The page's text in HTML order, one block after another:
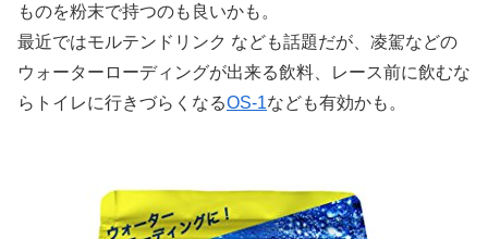
ものを粉末で持つのも良いかも。
最近ではモルテンドリンク なども話題だが、凌駕などの
ウォーターローディングが出来る飲料、レース前に飲むな
らトイレに行きづらくなるOS-1なども有効かも。